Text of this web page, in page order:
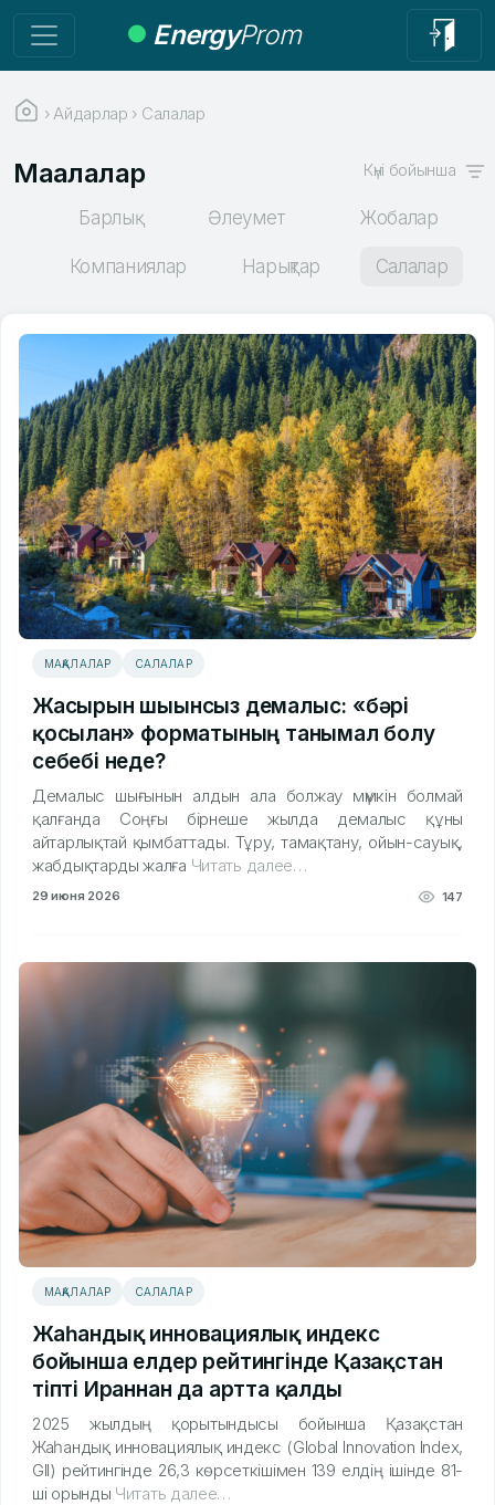
EnergyProm
› Айдарлар › Салалар
Мақалалар
Барлық Әлеумет Жобалар
Компаниялар Нарықтар Салалар
Күні бойынша
МАҚАЛАЛАР САЛАЛАР
Жасырын шығынсыз демалыс: «бәрі
қосылған» форматының танымал болу
себебі неде?
Демалыс шығынын алдын ала болжау мүмкін болмай
қалғанда Соңғы бірнеше жылда демалыс құны
айтарлықтай қымбаттады. Тұру, тамақтану, ойын-сауық,
жабдықтарды жалға Читать далее…
29 июня 2026 147
МАҚАЛАЛАР САЛАЛАР
Жаһандық инновациялық индекс
бойынша елдер рейтингінде Қазақстан
тіпті Ираннан да артта қалды
2025 жылдың қорытындысы бойынша Қазақстан
Жаһандық инновациялық индекс (Global Innovation Index,
GII) рейтингінде 26,3 көрсеткішімен 139 елдің ішінде 81-
ші орынды Читать далее…